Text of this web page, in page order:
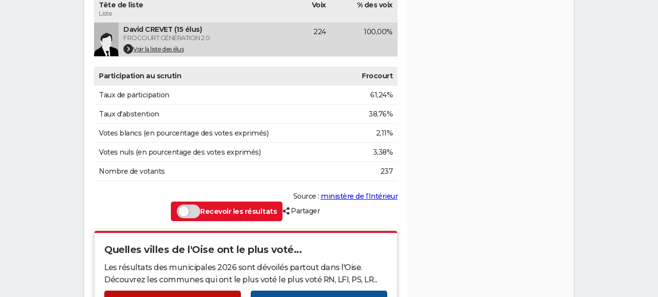
Tête de liste
Liste
Voix % des voix
David CREVET (15 élus)
FROCOURT GÉNÉRATION 2.0
Voir la liste des élus
224 100,00%
Participation au scrutin Frocourt
Taux de participation 61,24%
Taux d'abstention 38,76%
Votes blancs (en pourcentage des votes exprimés) 2,11%
Votes nuls (en pourcentage des votes exprimés) 3,38%
Nombre de votants 237
Source : ministère de l’Intérieur
Recevoir les résultats
Partager
Quelles villes de l'Oise ont le plus voté...
Les résultats des municipales 2026 sont dévoilés partout dans l'Oise.
Découvrez les communes qui ont le plus voté le plus voté RN, LFI, PS, LR...